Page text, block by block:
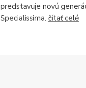
predstavuje novú
Specialissima. čítať celé